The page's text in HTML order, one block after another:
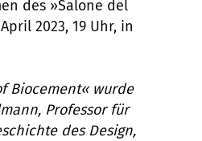
des »Salone del
2023, 19 Uhr, in
Biocement« wurde
Professor für
des Design,